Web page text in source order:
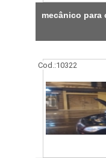
mecânico para
Cod.:10322